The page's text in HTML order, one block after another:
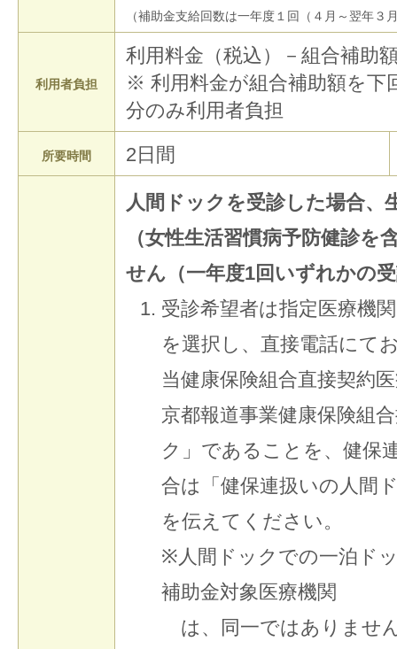
（補助金支給回数は一年度１回（４月～翌年３
利用者負担
利用料金（税込）－組合補助
※ 利用料金が組合補助額を下
分のみ利用者負担
所要時間 2日間
人間ドックを受診した場合、
（女性生活習慣病予防健診を
せん（一年度1回いずれかの
受診希望者は指定医療機
を選択し、直接電話にて
当健康保険組合直接契約
京都報道事業健康保険組
ク」であることを、健保
合は「健保連扱いの人間
を伝えてください。
※人間ドックでの一泊ド
補助金対象医療機関
は、同一ではありませ